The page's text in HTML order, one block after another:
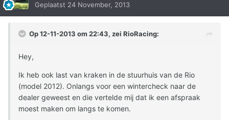
Geplaatst 24 November, 2013
Op 12-11-2013 om 22:43, zei RioRacing:
Hey,
Ik heb ook last van kraken in de stuurhuis van de Rio
(model 2012). Onlangs voor een wintercheck naar de
dealer geweest en die vertelde mij dat ik een afspraak
moest maken om langs te komen.